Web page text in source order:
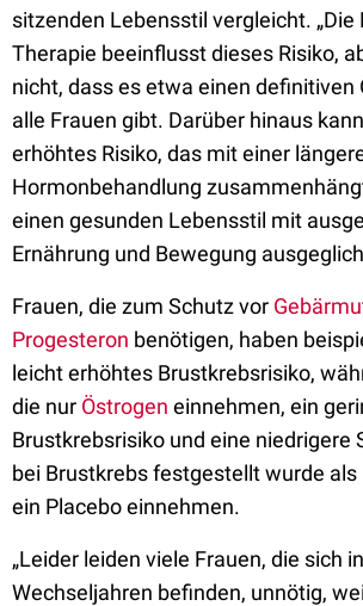
sitzenden Lebensstil vergleicht. „Die
Therapie beeinflusst dieses Risiko,
nicht, dass es etwa einen definitiven
alle Frauen gibt. Darüber hinaus
erhöhtes Risiko, das mit einer
Hormonbehandlung
einen gesunden Lebensstil mit
Ernährung und Bewegung
Frauen, die zum Schutz vor
Progesteron benötigen, haben
leicht erhöhtes Brustkrebsrisiko,
die nur Östrogen einnehmen, ein
Brustkrebsrisiko und eine niedrigere
bei Brustkrebs festgestellt wurde als
ein Placebo einnehmen.
„Leider leiden viele Frauen, die sich
Wechseljahren befinden, unnötig,